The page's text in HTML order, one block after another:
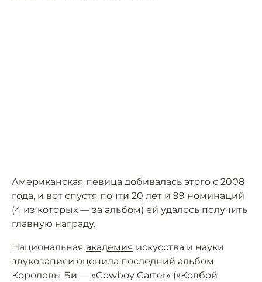
Американская певица добивалась этого с 2008
года, и вот спустя почти 20 лет и 99 номинаций
(4 из которых — за альбом) ей удалось получить
главную награду.
Национальная академия искусства и науки
звукозаписи оценила последний альбом
Королевы Би — «Cowboy Carter» («Ковбой